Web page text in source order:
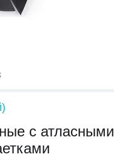
с атласными